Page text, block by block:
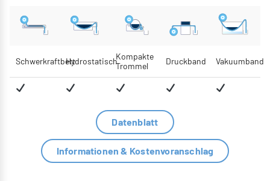
SchwerkraftbettHydrostatischKompakte
Trommel
Druckband Vakuumband
Datenblatt
Informationen & Kostenvoranschlag